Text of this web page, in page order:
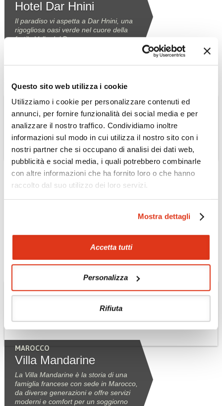
Questo sito web utilizza i cookie
Utilizziamo i cookie per personalizzare contenuti ed
annunci, per fornire funzionalità dei social media e per
analizzare il nostro traffico. Condividiamo inoltre
informazioni sul modo in cui utilizza il nostro sito con i
nostri partner che si occupano di analisi dei dati web,
pubblicità e social media, i quali potrebbero combinarle
con altre informazioni che ha fornito loro o che hanno
raccolto dal suo utilizzo dei loro servizi.
Mostra dettagli
Accetta tutti
Personalizza
Rifiuta
Hotel Dar Hnini
Il paradiso vi aspetta a Dar Hnini, una
rigogliosa oasi verde nel cuore della
fertile Valle del Draa.
MAROCCO
Euphoriad
Residenza storica del Pascià di Rabat
situata all'ingresso della medina, in
Scopri l'Hotel »
MAROCCO
Villa Mandarine
La Villa Mandarine è la storia di una
famiglia francese con sede in Marocco,
da diverse generazioni e offre servizi
moderni e comfort per un soggiorno